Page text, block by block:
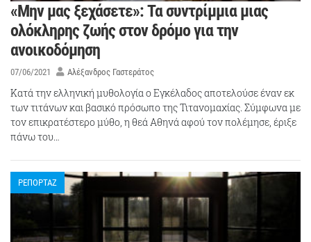
«Μην μας ξεχάσετε»: Τα συντρίμμια μιας
ολόκληρης ζωής στον δρόμο για την
ανοικοδόμηση
07/06/2021 Αλέξανδρος Γαστεράτος
Κατά την ελληνική μυθολογία ο Εγκέλαδος αποτελούσε έναν εκ
των τιτάνων και βασικό πρόσωπο της Τιτανομαχίας. Σύμφωνα με
τον επικρατέστερο μύθο, η θεά Αθηνά αφού τον πολέμησε, έριξε
πάνω του…
ΡΕΠΟΡΤΑΖ